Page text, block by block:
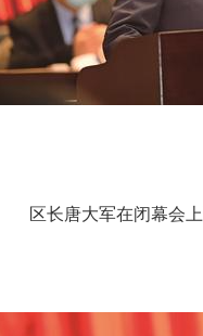
区长唐大军在闭幕会